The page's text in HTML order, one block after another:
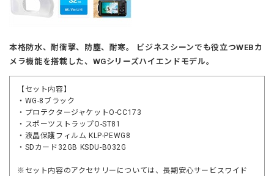
本格防水、耐衝撃、防塵、耐寒。 ビジネスシーンでも役立つWEBカ
メラ機能を搭載した、WGシリーズハイエンドモデル。
【セット内容】
・WG-8ブラック
・プロテクタージャケットO-CC173
・スポーツストラップO-ST81
・液晶保護フィルム KLP-PEWG8
・SDカード32GB KSDU-B032G
※セット内容のアクセサリーについては、長期安心サービスワイド